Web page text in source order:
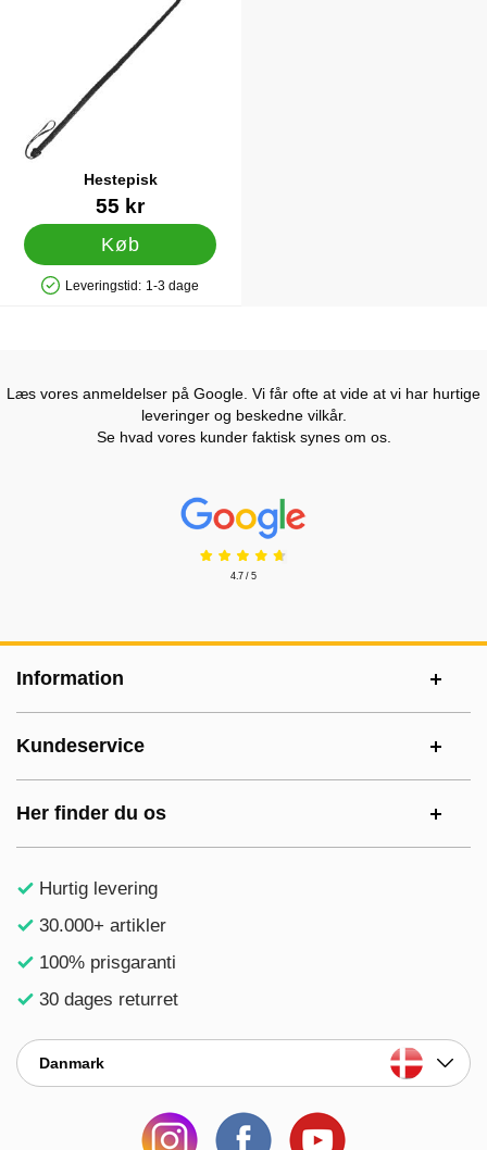
Hestepisk
Varenr 8575455 kr
Køb
Produkttilgængelighed: På lager
Leveringstid: 1-3 dage
Læs vores anmeldelser på Google. Vi får ofte at vide at vi har hurtige
leveringer og beskedne vilkår.
Se hvad vores kunder faktisk synes om os.
Prisjakt Anmeldelser: 4.7 Stjerne
4.7 / 5
Information
Kundeservice
Her finder du os
Hurtig levering
30.000+ artikler
100% prisgaranti
30 dages returret
Danmark